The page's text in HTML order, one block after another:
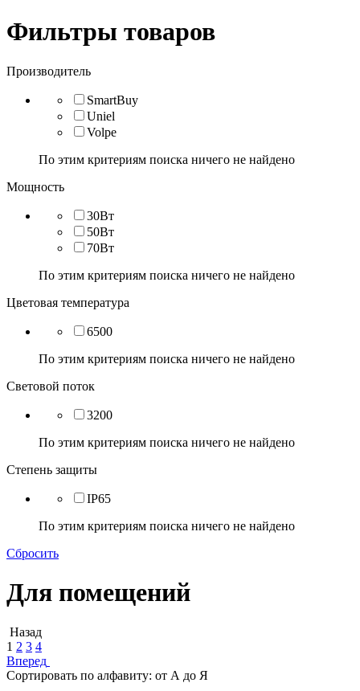
Фильтры товаров
Производитель
SmartBuy
Uniel
Volpe
По этим критериям поиска ничего не найдено
Мощность
30Вт
50Вт
70Вт
По этим критериям поиска ничего не найдено
Цветовая температура
6500
По этим критериям поиска ничего не найдено
Световой поток
3200
По этим критериям поиска ничего не найдено
Степень защиты
IP65
По этим критериям поиска ничего не найдено
Сбросить
Для помещений
Назад
1 2 3 4
Вперед
Сортировать по алфавиту: от А до Я